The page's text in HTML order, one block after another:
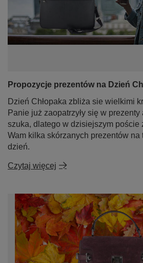
Propozycje prezentów na Dzień
Dzień Chłopaka zbliża sie wielkimi
Panie już zaopatrzyły się w
szuka, dlatego w dzisiejszym poście
Wam kilka skórzanych prezentów na
dzień.
Czytaj więcej